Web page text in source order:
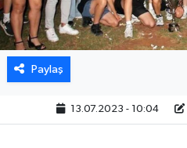
Paylaş
13.07.2023 - 10:04